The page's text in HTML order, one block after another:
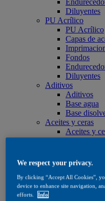
Diluyentes
PU Acrílico
PU Acrílico
Capas de
Fondos
Diluyentes
Aditivos
Aditivos
Base agua
Base
Aceites y ceras
Aceites y
Aceites y
Cuidado
Base agua
Base
Aceites y
Productos de tinte
We respect your privacy.
By clicking “Accept All Cookies”,
device to enhance site navigation,
efforts.
Info